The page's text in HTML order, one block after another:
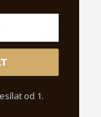
od 1.